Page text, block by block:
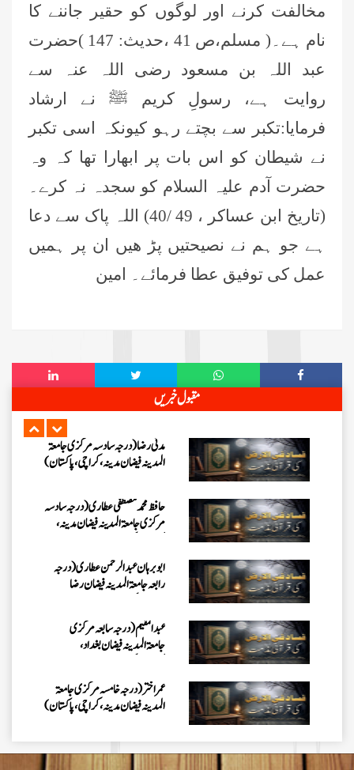
مخالفت کرنے اور لوگوں کو حقیر جاننے کا
نام ہے۔( مسلم،ص 41 ،حدیث: 147 )حضرت
عبد اللہ بن مسعود رضی اللہ عنہ سے
روایت ہے، رسولِ کریم ﷺ نے ارشاد
فرمایا:تکبر سے بچتے رہو کیونکہ اسی تکبر
نے شیطان کو اس بات پر ابھارا تھا کہ وہ
حضرت آدم علیہ السلام کو سجدہ نہ کرے۔
(تاریخ ابن عساکر ، 49 /40) اللہ پاک سے دعا
ہے جو ہم نے نصیحتیں پڑ ھیں ان پر ہمیں
عمل کی توفیق عطا فرمائے۔ امین
مقبول خبریں
محمد سعد عمران (درجہ عالیہ مرکزی
جامعۃ المدینہ فیضانِ مدینہ ،کراچی
،پاکستان)
احمد رضا ہاشمی (درجہ خامسہ مرکزی
جامعۃ المدينہ فيضان عثمان غنى،
کراچی،پاکستان)
ارشد علی عطاری (درجہ خامسہ
مرکزی جامعۃ المدینہ فیضانِ مدینہ،
کراچی،پاکستان)
عبدالرؤف (درجہ سابعہ جامعۃ المدینہ
فیضان بغداد ،کراچی،پاکستان)
عبد الرسول (درجہ خامسہ مرکزی
جامعۃ المدینہ فیضان مدینہ ،کراچی
حافظ محمد مصطفٰی عطاری (درجہ سادسہ
مرکزی جامعۃالمدينہ فیضان مدینہ،
ابو برہان عبدالرحمن عطاری (درجہ
رابعہ جامعۃالمدینہ فیضان رضا
عبدالمقیم (درجہ سابعہ مرکزی
جامعۃالمدینہ فیضان بغداد،
عمر اختر (درجہ خامسہ مرکزی جامعۃ
المدینہ فیضان مدینہ ،کراچی،پاکستان)
محمد وقاص (مرکزی جامعۃ المدینہ
فیضان مدینہ،کراچی ،پاکستان)
محمد سعد عمران (درجہ عالیہ مرکزی
جامعۃ المدینہ فیضانِ مدینہ ،کراچی
احمد رضا ہاشمی (درجہ خامسہ مرکزی